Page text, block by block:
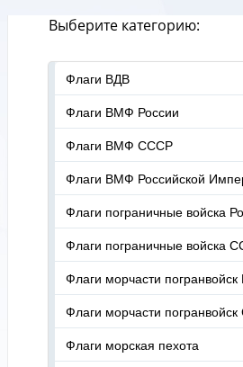
Выберите категорию:
Флаги ВДВ
Флаги ВМФ России
Флаги ВМФ СССР
Флаги ВМФ Российской
Флаги пограничные войска
Флаги пограничные войска
Флаги морчасти погранвойск
Флаги морчасти
Флаги морская пехота